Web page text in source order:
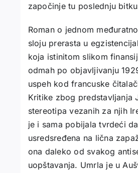
započinje tu poslednju
Roman o jednom
sloju prerasta u
koja istinitom slikom
odmah po objavljivanju
uspeh kod francuske
Kritike zbog predstavljanja
stereotipa vezanih za njih
je i sama pobijala tvrdeći
usredsređena na lična
ona daleko od svakog
uopštavanja. Umrla je u